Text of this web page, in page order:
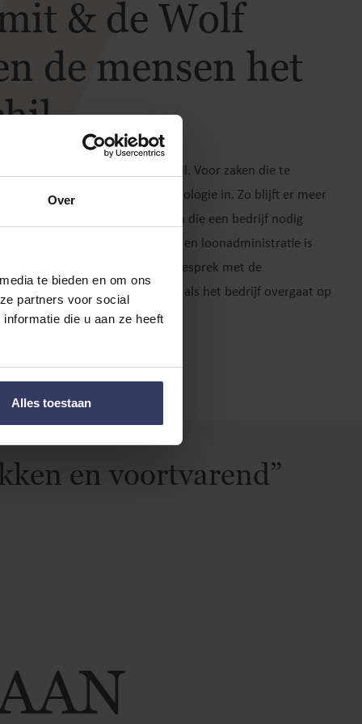
Over
te bieden en om ons
partners voor social
die u aan ze heeft
Alles toestaan
& de Wolf
de mensen het
maken de mensen het verschil. Voor zaken die te
zetten we de nieuwste technologie in. Zo blijft er meer
we goed in zijn: de CFO zijn die een bedrijf nodig
voor aangiftes, jaarstukken en loonadministratie is
maar wij zijn er ook voor een gesprek met de
een samenlevingscontract of als het bedrijf overgaat op
en voortvarend”